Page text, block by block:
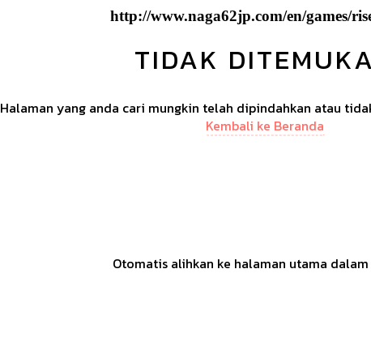
http://www.naga62jp.com/en/games/
TIDAK
Halaman yang anda cari mungkin telah dipindahkan atau
Kembali ke Beranda
Otomatis alihkan ke halaman utama dalam